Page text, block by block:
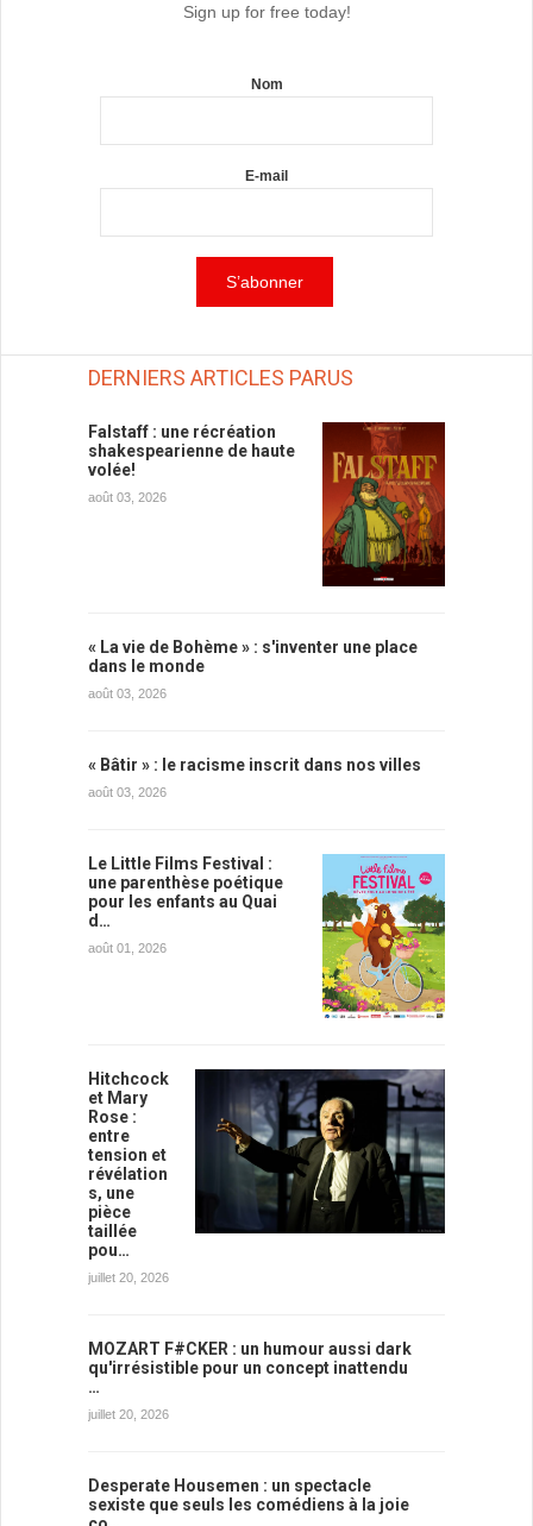
Sign up for free today!
Nom
E-mail
DERNIERS ARTICLES PARUS
Falstaff : une récréation
shakespearienne de haute
volée!
août 03, 2026
« La vie de Bohème » : s'inventer une place
dans le monde
août 03, 2026
« Bâtir » : le racisme inscrit dans nos villes
août 03, 2026
Le Little Films Festival :
une parenthèse poétique
pour les enfants au Quai
d…
août 01, 2026
Hitchcock
et Mary
Rose :
entre
tension et
révélation
s, une
pièce
taillée
pou…
juillet 20, 2026
MOZART F#CKER : un humour aussi dark
qu'irrésistible pour un concept inattendu
…
juillet 20, 2026
Desperate Housemen : un spectacle
sexiste que seuls les comédiens à la joie